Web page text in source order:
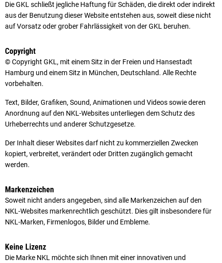
Die GKL schließt jegliche Haftung für Schäden, die direkt oder indirekt
aus der Benutzung dieser Website entstehen aus, soweit diese nicht
auf Vorsatz oder grober Fahrlässigkeit von der GKL beruhen.
Copyright
© Copyright GKL, mit einem Sitz in der Freien und Hansestadt
Hamburg und einem Sitz in München, Deutschland. Alle Rechte
vorbehalten.
Text, Bilder, Grafiken, Sound, Animationen und Videos sowie deren
Anordnung auf den NKL-Websites unterliegen dem Schutz des
Urheberrechts und anderer Schutzgesetze.
Der Inhalt dieser Websites darf nicht zu kommerziellen Zwecken
kopiert, verbreitet, verändert oder Dritten zugänglich gemacht
werden.
Markenzeichen
Soweit nicht anders angegeben, sind alle Markenzeichen auf den
NKL-Websites markenrechtlich geschützt. Dies gilt insbesondere für
NKL-Marken, Firmenlogos, Bilder und Embleme.
Keine Lizenz
Die Marke NKL möchte sich Ihnen mit einer innovativen und